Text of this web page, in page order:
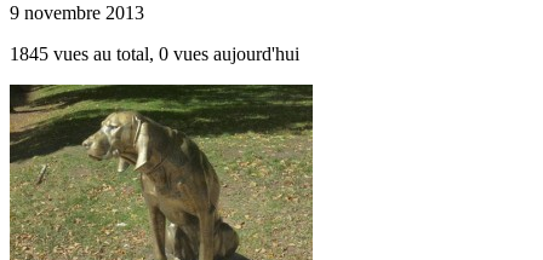
9 novembre 2013
1845 vues au total, 0 vues aujourd'hui